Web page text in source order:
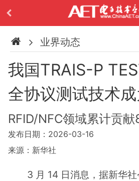
业界动态
我国TRAIS-P
全协议测试技术
RFID/NFC领域累计贡献
发布日期：2026-03-16
来源：新华社
3 月 14 日消息，据新华